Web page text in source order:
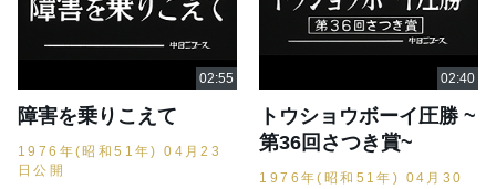
障害を乗りこえて
1976年(昭和51年) 04月23
日公開
トウショウボーイ圧勝 ~
第36回さつき賞~
1976年(昭和51年) 04月30